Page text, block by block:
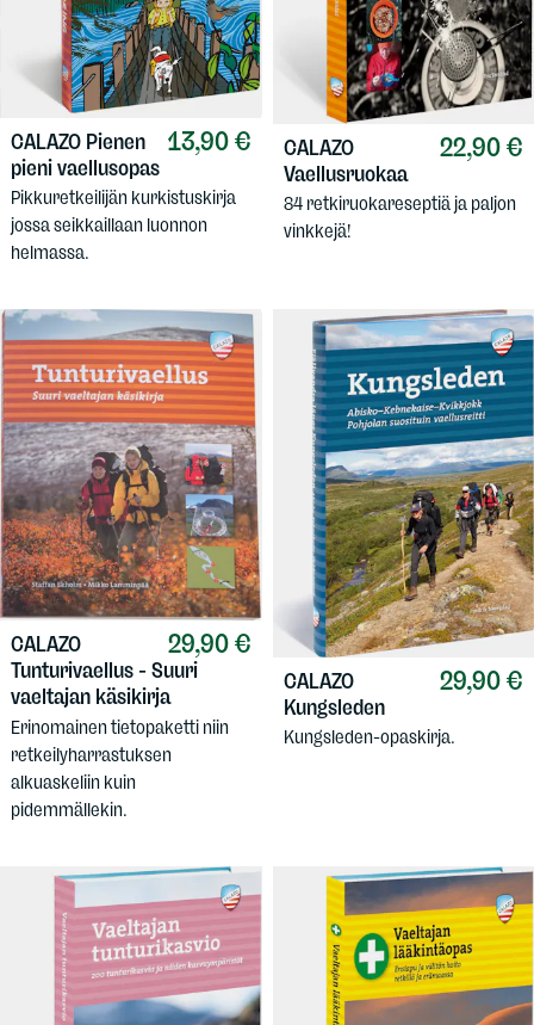
13,90 €
CALAZO Pienen
pieni vaellusopas
Pikkuretkeilijän kurkistuskirja
jossa seikkaillaan luonnon
helmassa.
22,90 €
CALAZO
Vaellusruokaa
84 retkiruokareseptiä ja paljon
vinkkejä!
29,90 €
CALAZO
Tunturivaellus - Suuri
vaeltajan käsikirja
Erinomainen tietopaketti niin
retkeilyharrastuksen
alkuaskeliin kuin
pidemmällekin.
29,90 €
CALAZO
Kungsleden
Kungsleden-opaskirja.